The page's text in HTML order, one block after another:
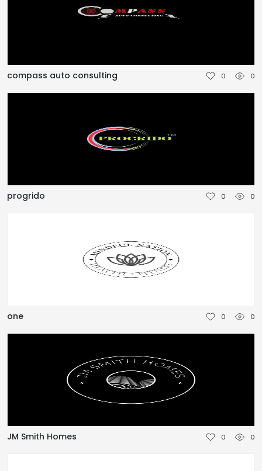
compass auto consulting 0 0
progrido 0 0
one 0 0
JM Smith Homes 0 0